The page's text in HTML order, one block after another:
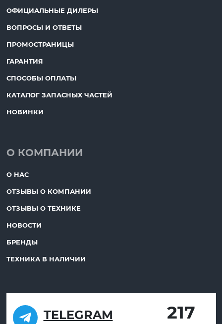
ОФИЦИАЛЬНЫЕ ДИЛЕРЫ
ВОПРОСЫ И ОТВЕТЫ
ПРОМОСТРАНИЦЫ
ГАРАНТИЯ
СПОСОБЫ ОПЛАТЫ
КАТАЛОГ ЗАПАСНЫХ ЧАСТЕЙ
НОВИНКИ
О КОМПАНИИ
О НАС
ОТЗЫВЫ О КОМПАНИИ
ОТЗЫВЫ О ТЕХНИКЕ
НОВОСТИ
БРЕНДЫ
ТЕХНИКА В НАЛИЧИИ
TELEGRAM 217